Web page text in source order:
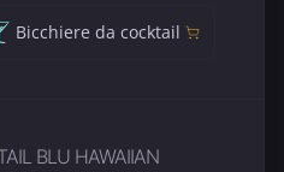
Bicchiere da cocktail
BLU HAWAIIAN